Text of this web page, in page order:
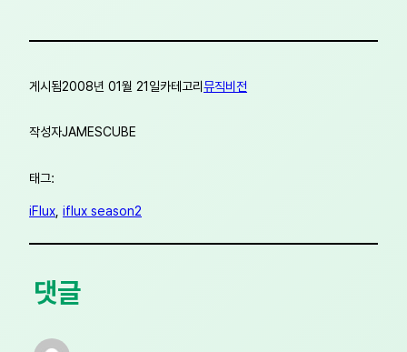
게시됨2008년 01월 21일카테고리뮤직비전
작성자JAMESCUBE
태그:
iFlux iflux season2
댓글